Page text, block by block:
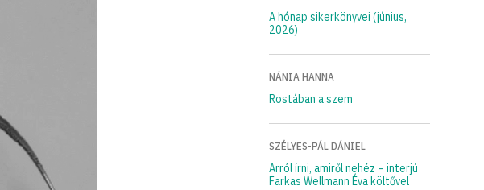
A hónap sikerkönyvei (június,
2026)
NÁNIA HANNA
Rostában a szem
SZÉLYES-PÁL DÁNIEL
Arról írni, amiről nehéz – interjú
Farkas Wellmann Éva költővel